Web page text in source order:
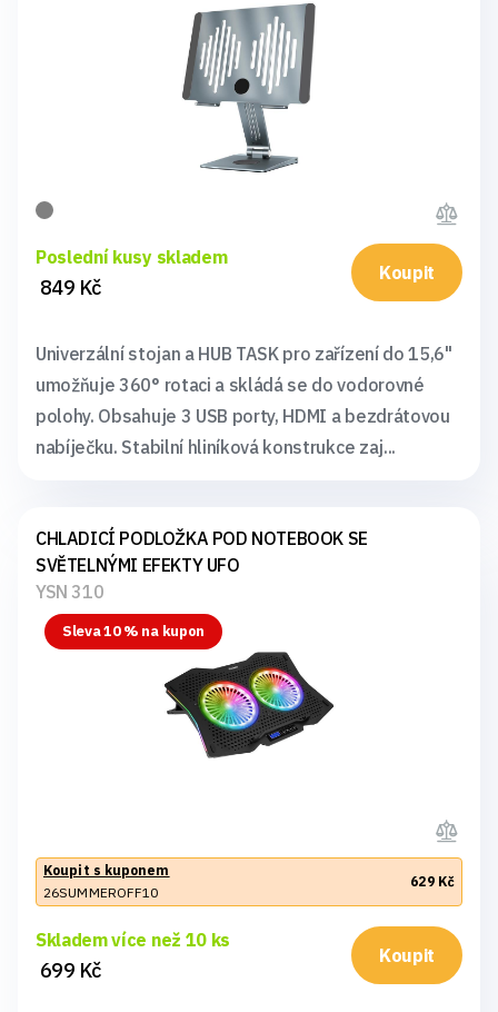
Poslední kusy skladem
849 Kč
Koupit
Univerzální stojan a HUB TASK pro zařízení do 15,6"
umožňuje 360° rotaci a skládá se do vodorovné
polohy. Obsahuje 3 USB porty, HDMI a bezdrátovou
nabíječku. Stabilní hliníková konstrukce zaj...
CHLADICÍ PODLOŽKA POD NOTEBOOK SE
SVĚTELNÝMI EFEKTY UFO
YSN 310
Sleva 10 % na kupon
Koupit s kuponem
26SUMMEROFF10
629 Kč
Skladem více než 10 ks
699 Kč
Koupit